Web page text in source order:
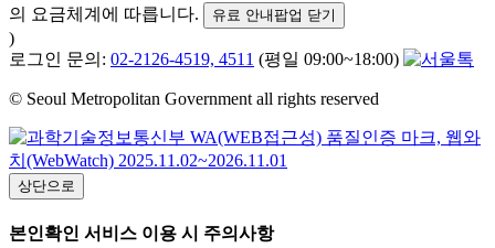
의 요금체계에 따릅니다.
유료 안내팝업 닫기
)
로그인 문의: 02-2126-4519, 4511 (평일 09:00~18:00)
© Seoul Metropolitan Government all rights reserved
상단으로
본인확인 서비스 이용 시 주의사항